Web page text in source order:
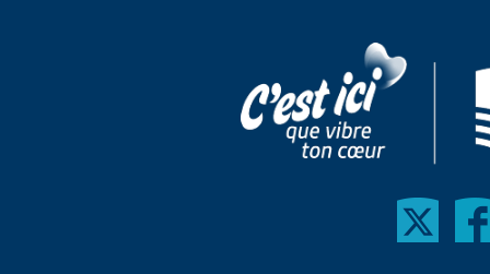
Français pour
Perfectionnement du
Anglais langue
Formation offerte sur
Service d'évaluation
Renseignements